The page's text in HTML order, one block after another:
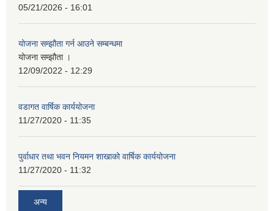
05/21/2026 - 16:01
योजना सम्झौता गर्न आउने सम्बन्धमा
योजना सम्झौता ।
12/09/2022 - 12:29
वडागत वार्षिक कार्ययोजना
11/27/2020 - 11:35
पुर्वाधार तथा भवन नियमन शाखाको वार्षिक कार्ययोजना
11/27/2020 - 11:32
अन्य